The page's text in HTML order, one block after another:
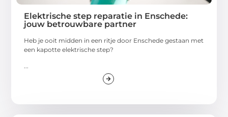
Elektrische step reparatie in Enschede:
jouw betrouwbare partner
Heb je ooit midden in een ritje door Enschede gestaan met
een kapotte elektrische step?
...